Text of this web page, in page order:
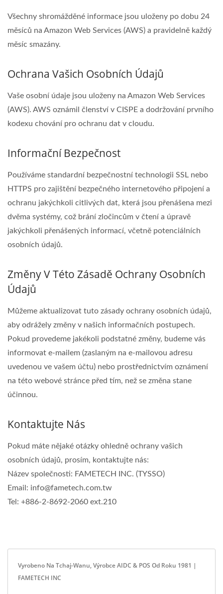
Všechny shromážděné informace jsou uloženy po dobu 24
měsíců na Amazon Web Services (AWS) a pravidelně každý
měsíc smazány.
Ochrana Vašich Osobních Údajů
Vaše osobní údaje jsou uloženy na Amazon Web Services
(AWS). AWS oznámil členství v CISPE a dodržování prvního
kodexu chování pro ochranu dat v cloudu.
Informační Bezpečnost
Používáme standardní bezpečnostní technologii SSL nebo
HTTPS pro zajištění bezpečného internetového připojení a
ochranu jakýchkoli citlivých dat, která jsou přenášena mezi
dvěma systémy, což brání zločincům v čtení a úpravě
jakýchkoli přenášených informací, včetně potenciálních
osobních údajů.
Změny V Této Zásadě Ochrany Osobních
Údajů
Můžeme aktualizovat tuto zásady ochrany osobních údajů,
aby odrážely změny v našich informačních postupech.
Pokud provedeme jakékoli podstatné změny, budeme vás
informovat e-mailem (zaslaným na e-mailovou adresu
uvedenou ve vašem účtu) nebo prostřednictvím oznámení
na této webové stránce před tím, než se změna stane
účinnou.
Kontaktujte Nás
Pokud máte nějaké otázky ohledně ochrany vašich
osobních údajů, prosím, kontaktujte nás:
Název společnosti: FAMETECH INC. (TYSSO)
Email: info@fametech.com.tw
Tel: +886-2-8692-2060 ext.210
Vyrobeno Na Tchaj-Wanu, Výrobce AIDC & POS Od Roku 1981 |
FAMETECH INC